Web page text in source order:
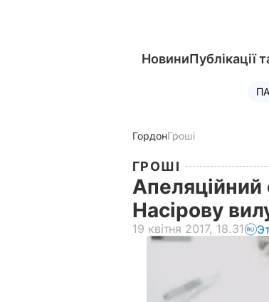
НовиниПублікації
ГордонГроші
ГРОШІ
Апеляційний
Насірову
19 квітня 2017, 18.31